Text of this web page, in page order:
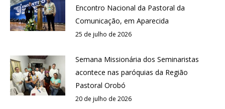
Encontro Nacional da Pastoral da
Comunicação, em Aparecida
25 de julho de 2026
Semana Missionária dos Seminaristas
acontece nas paróquias da Região
Pastoral Orobó
20 de julho de 2026